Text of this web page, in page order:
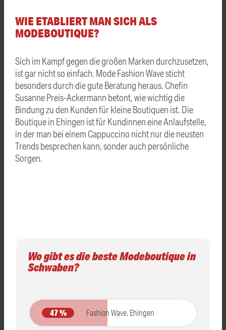
WIE ETABLIERT MAN SICH ALS
MODEBOUTIQUE?
Sich im Kampf gegen die großen Marken durchzusetzen,
ist gar nicht so einfach. Mode Fashion Wave sticht
besonders durch die gute Beratung heraus. Chefin
Susanne Preis-Ackermann betont, wie wichtig die
Bindung zu den Kunden für kleine Boutiquen ist. Die
Boutique in Ehingen ist für Kundinnen eine Anlaufstelle,
in der man bei einem Cappuccino nicht nur die neusten
Trends besprechen kann, sonder auch persönliche
Sorgen.
Wo gibt es die beste Modeboutique in
Schwaben?
Fashion Wave, Ehingen
47 %